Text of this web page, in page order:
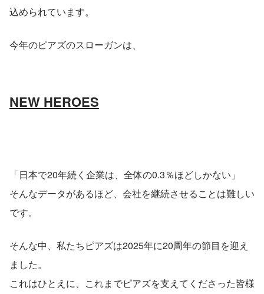
込められています。
今年のピアズのスローガンは、
NEW HEROES
「日本で20年続く企業は、全体の0.3％ほどしかない」
そんなデータがあるほど、会社を継続させることは難しい
です。
そんな中、私たちピアズは2025年に20周年の節目を迎え
ました。
これはひとえに、これまでピアズを支えてくださった皆様